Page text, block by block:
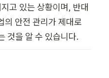
고 있는 상황이며, 반대
의 안전 관리가 제대로
것을 알 수 있습니다.